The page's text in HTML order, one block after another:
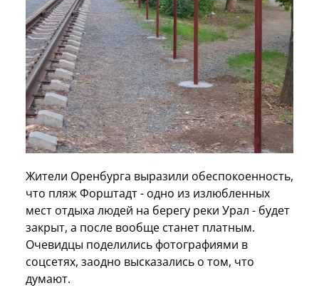
Жители Оренбурга выразили обеспокоенность,
что пляж Форштадт - одно из излюбленных
мест отдыха людей на берегу реки Урал - будет
закрыт, а после вообще станет платным.
Очевидцы поделились фотографиями в
соцсетях, заодно высказались о том, что
думают.